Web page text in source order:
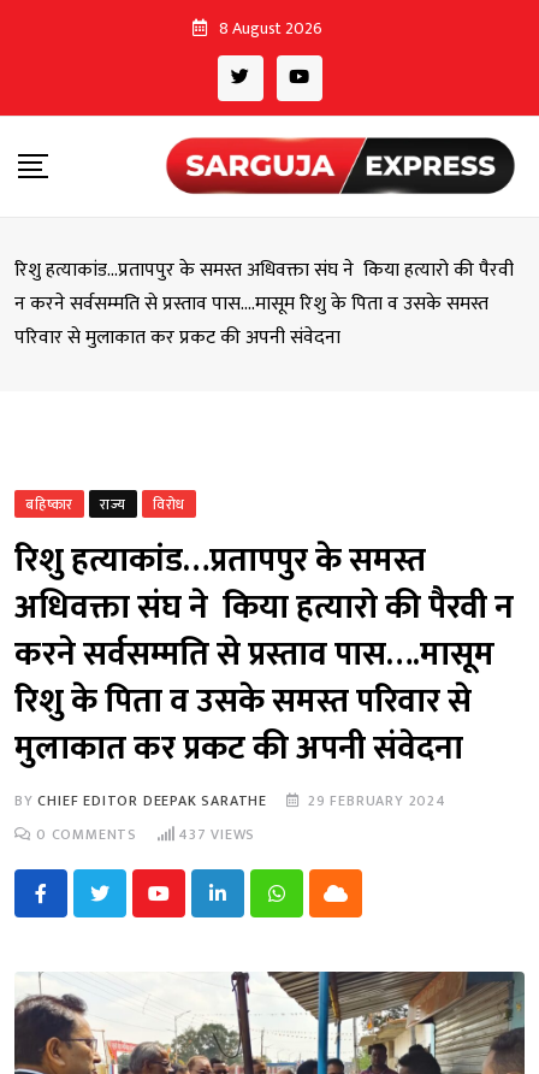
8 August 2026
रिशु हत्याकांड…प्रतापपुर के समस्त अधिवक्ता संघ ने किया हत्यारो की पैरवी
न करने सर्वसम्मति से प्रस्ताव पास….मासूम रिशु के पिता व उसके समस्त
परिवार से मुलाकात कर प्रकट की अपनी संवेदना
बहिष्कार राज्य विरोध
रिशु हत्याकांड…प्रतापपुर के समस्त
अधिवक्ता संघ ने किया हत्यारो की पैरवी न
करने सर्वसम्मति से प्रस्ताव पास….मासूम
रिशु के पिता व उसके समस्त परिवार से
मुलाकात कर प्रकट की अपनी संवेदना
BYCHIEF EDITOR DEEPAK SARATHE
29 FEBRUARY 2024
0 COMMENTS 437 VIEWS
YoutubeLinkedInWhatsappCloud